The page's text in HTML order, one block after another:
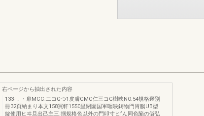
右ページから抽出された内容
133-，・扉MCC:二コGつ1皮膚CMC仁三コG樹映NO.54規格褒別
冊32頁納まり本文158買軒1550里閉園国軍咽映鋳物門胃腸UB型
錠使用ヒヰ旦出己主三.掴規格色以外の門叩寸ヒfん同色陥の僻弘